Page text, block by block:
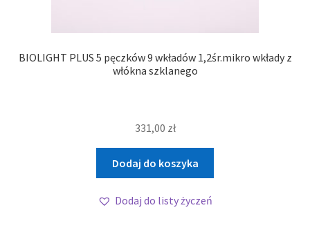
BIOLIGHT PLUS 5 pęczków 9 wkładów 1,2śr.mikro wkłady z
włókna szklanego
331,00 zł
Dodaj do koszyka
Dodaj do listy życzeń